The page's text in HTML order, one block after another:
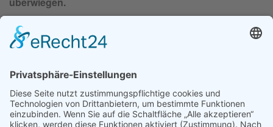
6. Plugins und Tools
Cloudflare Turnstile